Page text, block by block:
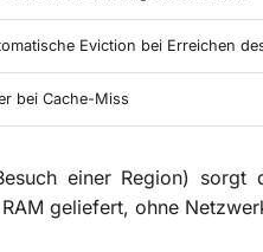
Eviction bei Erreichen
bei Cache-Miss
einer Region) sorgt
geliefert, ohne